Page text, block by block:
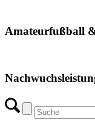
Amateurfußball